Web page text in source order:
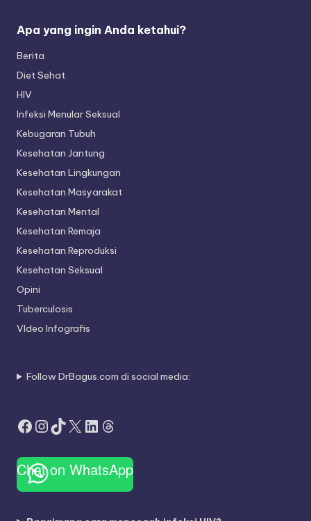
Apa yang ingin Anda ketahui?
Berita
Diet Sehat
HIV
Infeksi Menular Seksual
Kebugaran Tubuh
Kesehatan Jantung
Kesehatan Lingkungan
Kesehatan Masyarakat
Kesehatan Mental
Kesehatan Remaja
Kesehatan Reproduksi
Kesehatan Seksual
Opini
Tuberculosis
VIdeo Infografis
Follow DrBagus.com di social media:
Facebook
Instagram
TikTok
X LinkedIn
Threads
Chat on WhatsApp